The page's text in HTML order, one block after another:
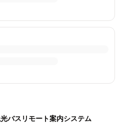
バスリモート案内システム